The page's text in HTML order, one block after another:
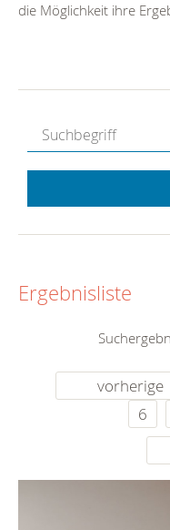
die Möglichkeit ihre
Ergebnisliste
vorherige
6